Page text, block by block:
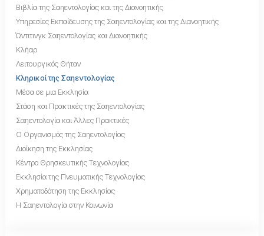
Βιβλία της Σαηεντολογίας και της Διανοητικής
Υπηρεσίες Εκπαίδευσης της Σαηεντολογίας και της Διανοητικής
Ώντιτινγκ Σαηεντολογίας και Διανοητικής
Κλήαρ
Λειτουργικός Θήταν
Κληρικοί της Σαηεντολογίας
Μέσα σε μια Εκκλησία
Στάση και Πρακτικές της Σαηεντολογίας
Σαηεντολογία και Άλλες Πρακτικές
Ο Οργανισμός της Σαηεντολογίας
Διοίκηση της Εκκλησίας
Κέντρο Θρησκευτικής Τεχνολογίας
Εκκλησία της Πνευματικής Τεχνολογίας
Χρηματοδότηση της Εκκλησίας
Η Σαηεντολογία στην Κοινωνία